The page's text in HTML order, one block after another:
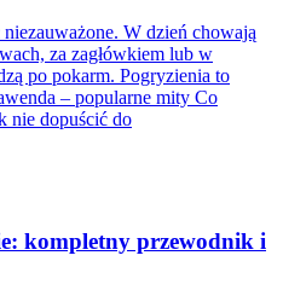
W dzień chowają
za zagłówkiem lub w
po pokarm. Pogryzienia to
– popularne mity Co
nie dopuścić do
kompletny przewodnik i